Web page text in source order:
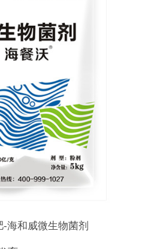
-海和威微生物菌剂